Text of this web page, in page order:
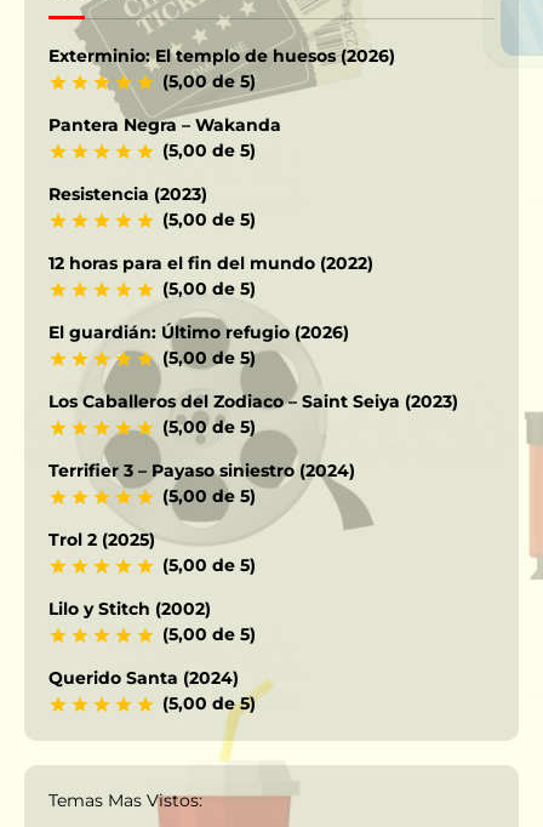
Exterminio: El templo de huesos (2026)
(5,00 de 5)
Pantera Negra – Wakanda
(5,00 de 5)
Resistencia (2023)
(5,00 de 5)
12 horas para el fin del mundo (2022)
(5,00 de 5)
El guardián: Último refugio (2026)
(5,00 de 5)
Los Caballeros del Zodiaco – Saint Seiya (2023)
(5,00 de 5)
Terrifier 3 – Payaso siniestro (2024)
(5,00 de 5)
Trol 2 (2025)
(5,00 de 5)
Lilo y Stitch (2002)
(5,00 de 5)
Querido Santa (2024)
(5,00 de 5)
Temas Mas Vistos: